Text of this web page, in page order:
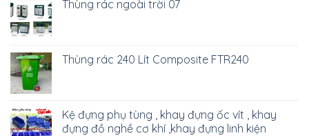
Thùng rác ngoài trời 07
Thùng rác 240 Lít Composite FTR240
Kệ đựng phụ tùng , khay đựng ốc vít , khay
đựng đồ nghề cơ khí ,khay đựng linh kiện